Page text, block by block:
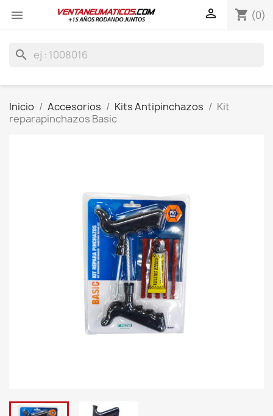
 shopping_cart (0)

search
Inicio Accesorios Kits Antipinchazos
Kit
reparapinchazos Basic